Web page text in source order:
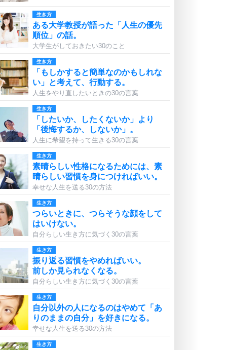
生き方
ある大学教授が語った「人生の優先
順位」の話。
大学生がしておきたい30のこと
生き方
「もしかすると簡単なのかもしれな
い」と考えて、行動する。
人生をやり直したいときの30の言葉
生き方
「したいか、したくないか」より
「後悔するか、しないか」。
人生に希望を持って生きる30の言葉
生き方
素晴らしい性格になるためには、素
晴らしい習慣を身につければいい。
幸せな人生を送る30の方法
生き方
つらいときに、つらそうな顔をして
はいけない。
自分らしい生き方に気づく30の言葉
生き方
振り返る習慣をやめればいい。
前しか見られなくなる。
自分らしい生き方に気づく30の言葉
生き方
自分以外の人になるのはやめて「あ
りのままの自分」を好きになる。
幸せな人生を送る30の方法
生き方